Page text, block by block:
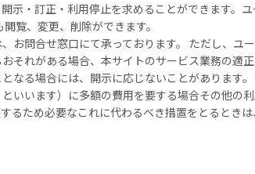
示・訂正・利用停止を求めることができます。
覧、変更、削除ができます。
お問合せ窓口にて承っております。 ただし、ユ
それがある場合、本サイトのサービス業務の適
なる場合には、開示に応じないことがあります
いいます）に多額の費用を要する場合その他の
るため必要なこれに代わるべき措置をとるとき